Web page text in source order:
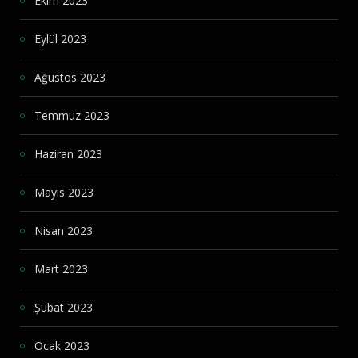
Eylül 2023
Ağustos 2023
Temmuz 2023
Haziran 2023
Mayıs 2023
Nisan 2023
Mart 2023
Şubat 2023
Ocak 2023